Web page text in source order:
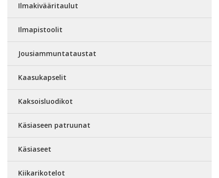
Ilmakivääritaulut
Ilmapistoolit
Jousiammuntataustat
Kaasukapselit
Kaksoisluodikot
Käsiaseen patruunat
Käsiaseet
Kiikarikotelot